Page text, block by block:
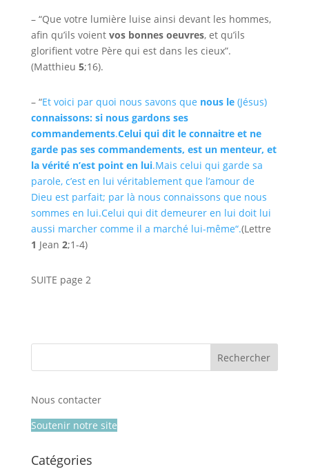
– “Que votre lumière luise ainsi devant les hommes,
afin qu’ils voient vos bonnes oeuvres, et qu’ils
glorifient votre Père qui est dans les cieux”.
(Matthieu 5;16).
– “Et voici par quoi nous savons que nous le (Jésus)
connaissons: si nous gardons ses
commandements.Celui qui dit le connaitre et ne
garde pas ses commandements, est un menteur, et
la vérité n’est point en lui.Mais celui qui garde sa
parole, c’est en lui véritablement que l’amour de
Dieu est parfait; par là nous connaissons que nous
sommes en lui.Celui qui dit demeurer en lui doit lui
aussi marcher comme il a marché lui-même“.(Lettre
1 Jean 2;1-4)
SUITE page 2
Nous contacter
Soutenir notre site
Catégories